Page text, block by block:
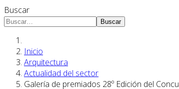
Buscar
Buscar
Inicio
Arquitectura
Actualidad del sector
Galería de premiados 28º Edición del